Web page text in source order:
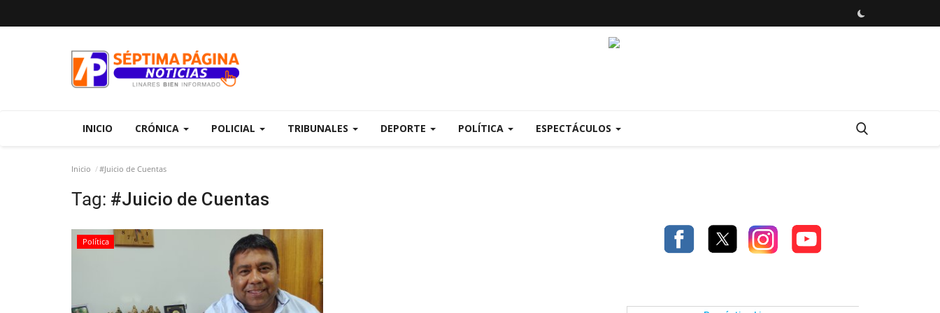
INICIO CRÓNICA POLICIAL TRIBUNALES DEPORTE POLÍTICA ESPECTÁCULOS
Inicio #Juicio de Cuentas
Tag: #Juicio de Cuentas
Política